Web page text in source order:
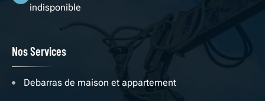
indisponible
Nos Services
Debarras de maison et appartement